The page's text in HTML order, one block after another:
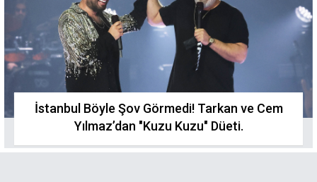
İstanbul Böyle Şov Görmedi! Tarkan ve Cem
Yılmaz’dan "Kuzu Kuzu" Düeti.